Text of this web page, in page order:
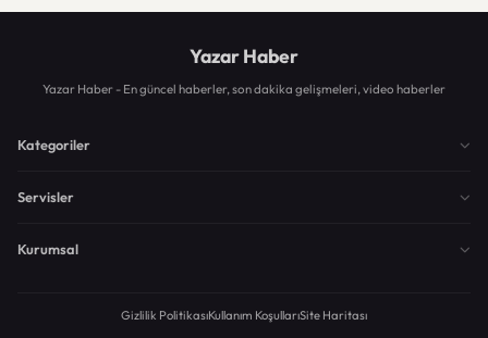
Yazar Haber
Yazar Haber - En güncel haberler, son dakika gelişmeleri, video haberler
Kategoriler
Servisler
Kurumsal
Gizlilik PolitikasıKullanım KoşullarıSite Haritası